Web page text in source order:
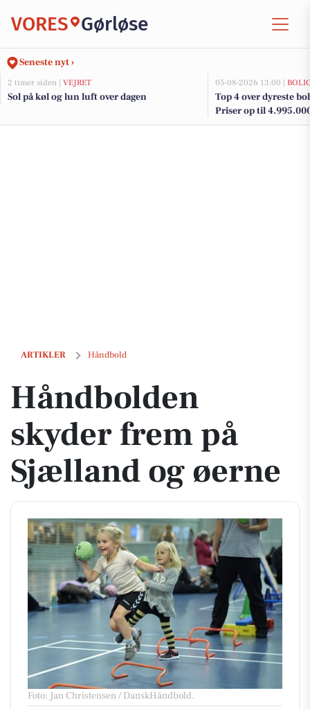
VORES Gørløse
Seneste nyt ›
2 timer siden | VEJRET
Sol på køl og lun luft over dagen
05-08-2026 13:00 |
Top 4 over dyreste
Priser op til
ARTIKLER Håndbold
Håndbolden skyder frem på Sjælland og øerne
Håndbolden
skyder frem på
Sjælland og øerne
Foto: Jan Christensen / DanskHåndbold.